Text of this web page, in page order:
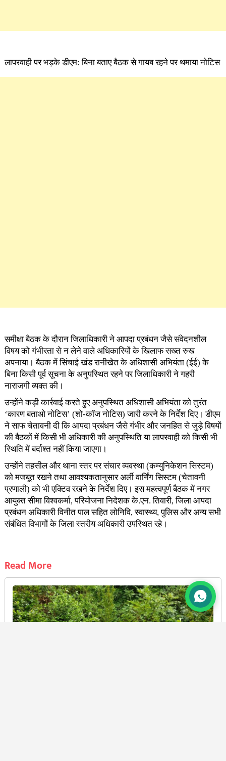
लापरवाही पर भड़के डीएम: बिना बताए बैठक से गायब रहने पर थमाया नोटिस
समीक्षा बैठक के दौरान जिलाधिकारी ने आपदा प्रबंधन जैसे संवेदनशील
विषय को गंभीरता से न लेने वाले अधिकारियों के खिलाफ सख्त रुख
अपनाया। बैठक में सिंचाई खंड रानीखेत के अधिशासी अभियंता (ईई) के
बिना किसी पूर्व सूचना के अनुपस्थित रहने पर जिलाधिकारी ने गहरी
नाराजगी व्यक्त की।
उन्होंने कड़ी कार्रवाई करते हुए अनुपस्थित अधिशासी अभियंता को तुरंत
‘कारण बताओ नोटिस’ (शो-कॉज नोटिस) जारी करने के निर्देश दिए। डीएम
ने साफ चेतावनी दी कि आपदा प्रबंधन जैसे गंभीर और जनहित से जुड़े विषयों
की बैठकों में किसी भी अधिकारी की अनुपस्थिति या लापरवाही को किसी भी
स्थिति में बर्दाश्त नहीं किया जाएगा।
उन्होंने तहसील और थाना स्तर पर संचार व्यवस्था (कम्युनिकेशन सिस्टम)
को मजबूत रखने तथा आवश्यकतानुसार अर्ली वार्निंग सिस्टम (चेतावनी
प्रणाली) को भी एक्टिव रखने के निर्देश दिए। इस महत्वपूर्ण बैठक में नगर
आयुक्त सीमा विश्वकर्मा, परियोजना निदेशक के.एन. तिवारी, जिला आपदा
प्रबंधन अधिकारी विनीत पाल सहित लोनिवि, स्वास्थ्य, पुलिस और अन्य सभी
संबंधित विभागों के जिला स्तरीय अधिकारी उपस्थित रहे।
Read More